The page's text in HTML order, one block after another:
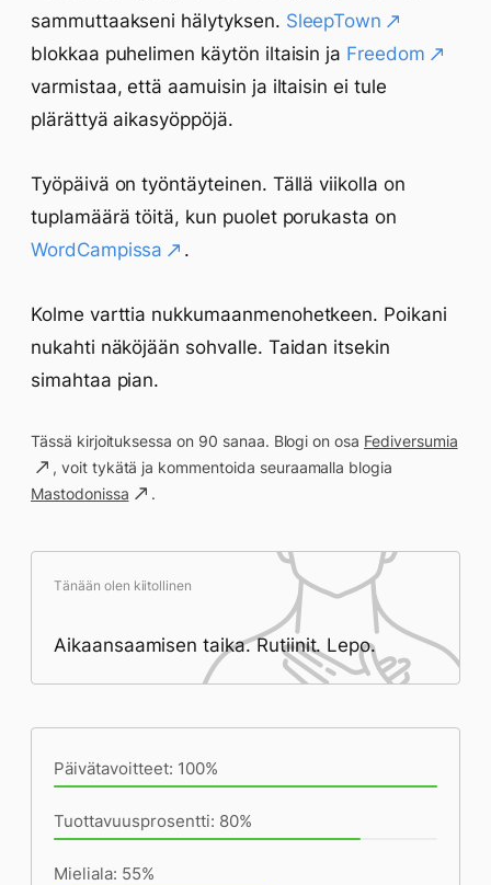
sammuttaakseni hälytyksen. SleepTown
blokkaa puhelimen käytön iltaisin ja Freedom
varmistaa, että aamuisin ja iltaisin ei tule
plärättyä aikasyöppöjä.
Työpäivä on työntäyteinen. Tällä viikolla on
tuplamäärä töitä, kun puolet porukasta on
WordCampissa
.
Kolme varttia nukkumaanmenohetkeen. Poikani
nukahti näköjään sohvalle. Taidan itsekin
simahtaa pian.
Tässä kirjoituksessa on 90 sanaa. Blogi on osa Fediversumia
, voit tykätä ja kommentoida seuraamalla blogia
Mastodonissa
.
Tänään olen kiitollinen
Aikaansaamisen taika. Rutiinit. Lepo.
Päivätavoitteet: 100%
Tuottavuusprosentti: 80%
Mieliala: 55%